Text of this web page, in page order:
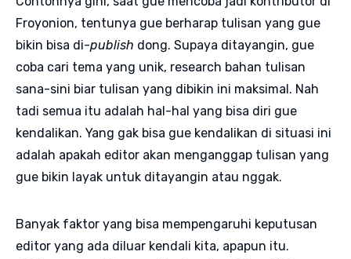
Froyonion, tentunya gue berharap tulisan yang gue
bikin bisa di-publish dong. Supaya ditayangin, gue
coba cari tema yang unik, research bahan tulisan
sana-sini biar tulisan yang dibikin ini maksimal. Nah
tadi semua itu adalah hal-hal yang bisa diri gue
kendalikan. Yang gak bisa gue kendalikan di situasi ini
adalah apakah editor akan menganggap tulisan yang
gue bikin layak untuk ditayangin atau nggak.
Banyak faktor yang bisa mempengaruhi keputusan
editor yang ada diluar kendali kita, apapun itu.